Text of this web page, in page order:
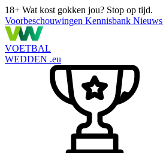
18+ Wat kost gokken jou? Stop op tijd.
Voorbeschouwingen Kennisbank Nieuws
VOETBAL
WEDDEN .eu